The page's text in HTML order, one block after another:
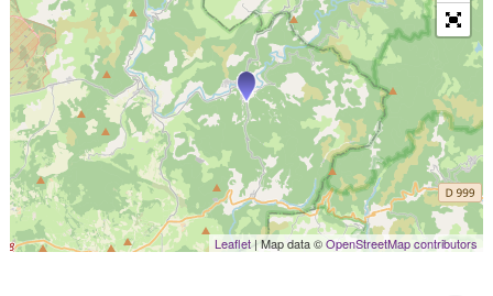
Leaflet| Map data ©OpenStreetMap contributors